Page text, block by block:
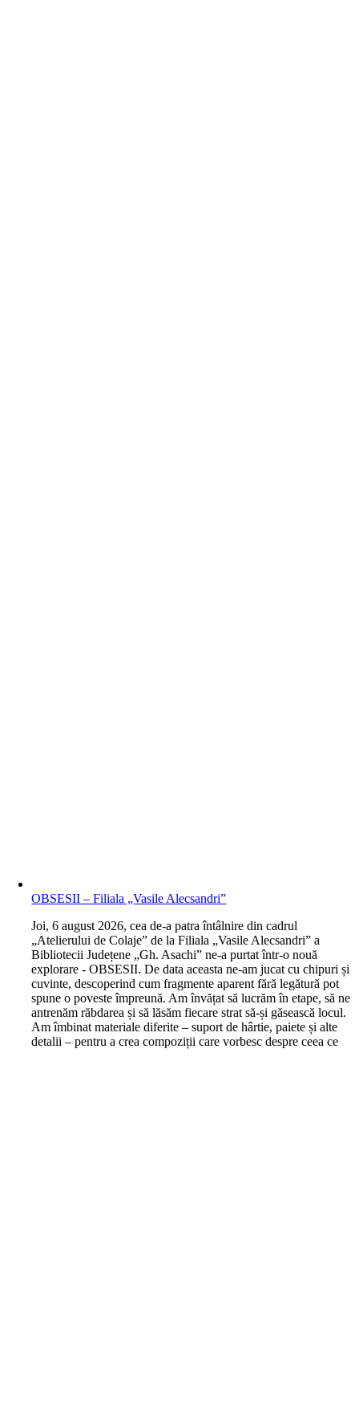
OBSESII – Filiala „Vasile Alecsandri”
Joi, 6 august 2026, cea de-a patra întâlnire din cadrul
„Atelierului de Colaje” de la Filiala „Vasile Alecsandri” a
Bibliotecii Județene „Gh. Asachi” ne-a purtat într-o nouă
explorare - OBSESII. De data aceasta ne-am jucat cu chipuri și
cuvinte, descoperind cum fragmente aparent fără legătură pot
spune o poveste împreună. Am învățat să lucrăm în etape, să ne
antrenăm răbdarea și să lăsăm fiecare strat să-și găsească locul.
Am îmbinat materiale diferite – suport de hârtie, paiete și alte
detalii – pentru a crea compoziții care vorbesc despre ceea ce